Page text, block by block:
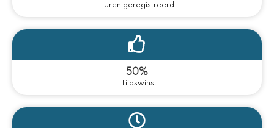
Uren geregistreerd
50%
Tijdswinst